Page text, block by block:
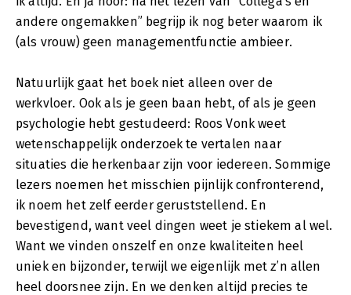
andere ongemakken” begrijp ik nog beter waarom ik
(als vrouw) geen managementfunctie ambieer.
Natuurlijk gaat het boek niet alleen over de
werkvloer. Ook als je geen baan hebt, of als je geen
psychologie hebt gestudeerd: Roos Vonk weet
wetenschappelijk onderzoek te vertalen naar
situaties die herkenbaar zijn voor iedereen. Sommige
lezers noemen het misschien pijnlijk confronterend,
ik noem het zelf eerder geruststellend. En
bevestigend, want veel dingen weet je stiekem al wel.
Want we vinden onszelf en onze kwaliteiten heel
uniek en bijzonder, terwijl we eigenlijk met z’n allen
heel doorsnee zijn. En we denken altijd precies te